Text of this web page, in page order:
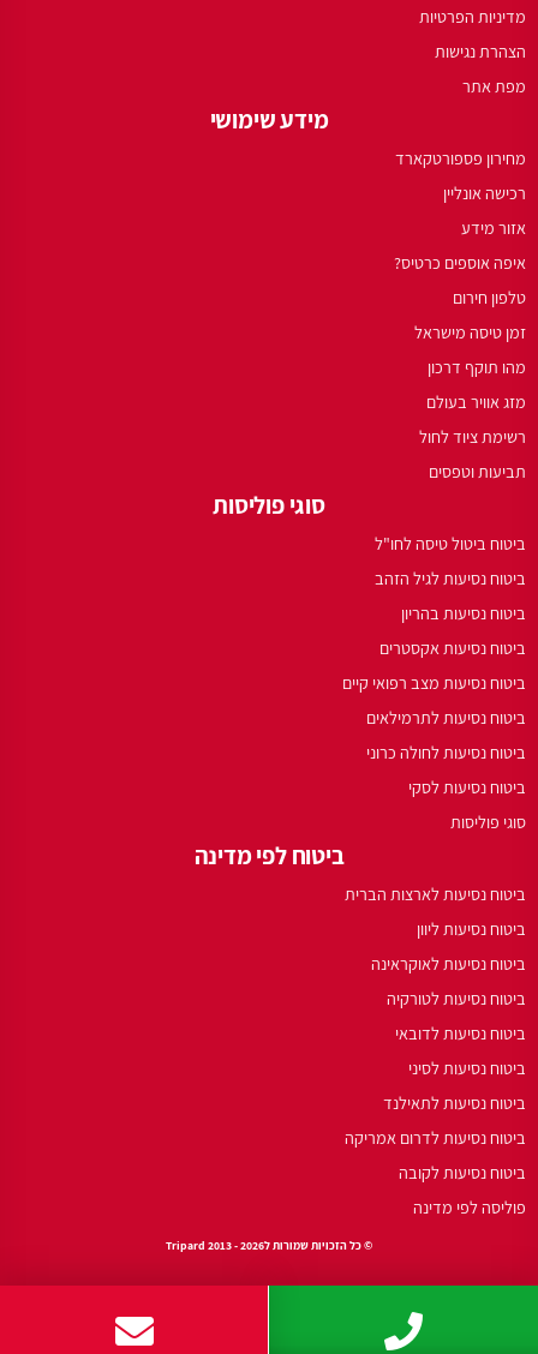
מדיניות הפרטיות
הצהרת נגישות
מפת אתר
מידע שימושי
מחירון פספורטקארד
רכישה אונליין
אזור מידע
איפה אוספים כרטיס?
טלפון חירום
זמן טיסה מישראל
מהו תוקף דרכון
מזג אוויר בעולם
רשימת ציוד לחול
תביעות וטפסים
סוגי פוליסות
ביטוח ביטול טיסה לחו"ל
ביטוח נסיעות לגיל הזהב
ביטוח נסיעות בהריון
ביטוח נסיעות אקסטרים
ביטוח נסיעות מצב רפואי קיים
ביטוח נסיעות לתרמילאים
ביטוח נסיעות לחולה כרוני
ביטוח נסיעות לסקי
סוגי פוליסות
ביטוח לפי מדינה
ביטוח נסיעות לארצות הברית
ביטוח נסיעות ליוון
ביטוח נסיעות לאוקראינה
ביטוח נסיעות לטורקיה
ביטוח נסיעות לדובאי
ביטוח נסיעות לסיני
ביטוח נסיעות לתאילנד
ביטוח נסיעות לדרום אמריקה
ביטוח נסיעות לקובה
פוליסה לפי מדינה
© כל הזכויות שמורות לTripard 2013 - 2026